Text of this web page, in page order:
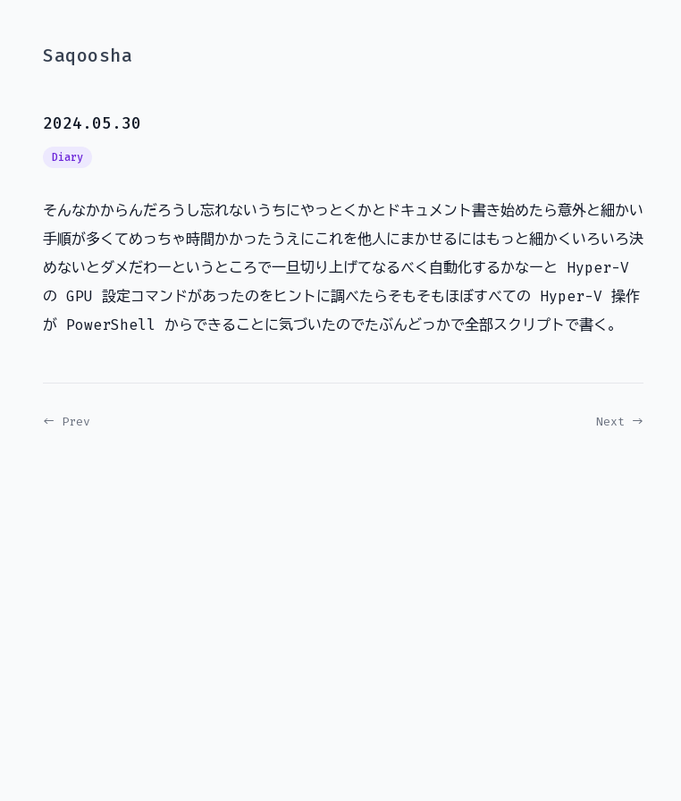
Saqoosha
2024.05.30
Diary
そんなかからんだろうし忘れないうちにやっとくかとドキュメント書き始めたら意外と細かい
手順が多くてめっちゃ時間かかったうえにこれを他人にまかせるにはもっと細かくいろいろ決
めないとダメだわーというところで一旦切り上げてなるべく自動化するかなーと Hyper-V
の GPU 設定コマンドがあったのをヒントに調べたらそもそもほぼすべての Hyper-V 操作
が PowerShell からできることに気づいたのでたぶんどっかで全部スクリプトで書く。
← Prev Next →